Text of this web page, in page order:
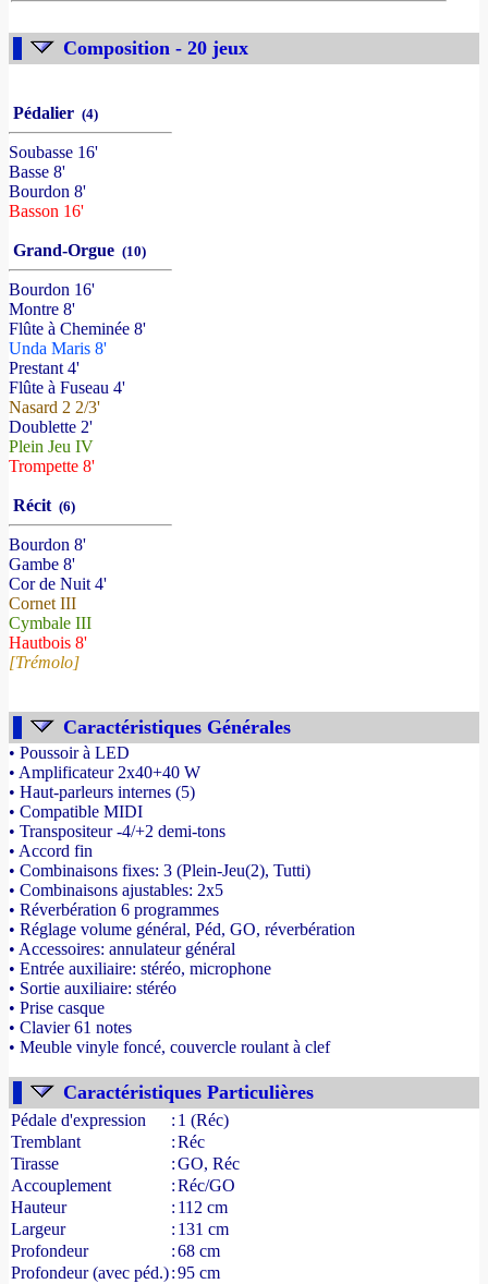
Composition - 20 jeux
Pédalier (4)
Soubasse 16'
Basse 8'
Bourdon 8'
Basson 16'
Grand-Orgue (10)
Bourdon 16'
Montre 8'
Flûte à Cheminée 8'
Unda Maris 8'
Prestant 4'
Flûte à Fuseau 4'
Nasard 2 2/3'
Doublette 2'
Plein Jeu IV
Trompette 8'
Récit (6)
Bourdon 8'
Gambe 8'
Cor de Nuit 4'
Cornet III
Cymbale III
Hautbois 8'
[Trémolo]
Caractéristiques Générales
• Poussoir à LED
• Amplificateur 2x40+40 W
• Haut-parleurs internes (5)
• Compatible MIDI
• Transpositeur -4/+2 demi-tons
• Accord fin
• Combinaisons fixes: 3 (Plein-Jeu(2), Tutti)
• Combinaisons ajustables: 2x5
• Réverbération 6 programmes
• Réglage volume général, Péd, GO, réverbération
• Accessoires: annulateur général
• Entrée auxiliaire: stéréo, microphone
• Sortie auxiliaire: stéréo
• Prise casque
• Clavier 61 notes
• Meuble vinyle foncé, couvercle roulant à clef
Caractéristiques Particulières
Pédale d'expression : 1 (Réc)
Tremblant
:Réc
Tirasse
:GO, Réc
Accouplement
:Réc/GO
Hauteur
: 112 cm
Largeur
: 131 cm
Profondeur
:68 cm
Profondeur (avec péd.):95 cm